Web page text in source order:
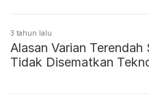
3 tahun lalu
Alasan Varian Terendah
Tidak Disematkan